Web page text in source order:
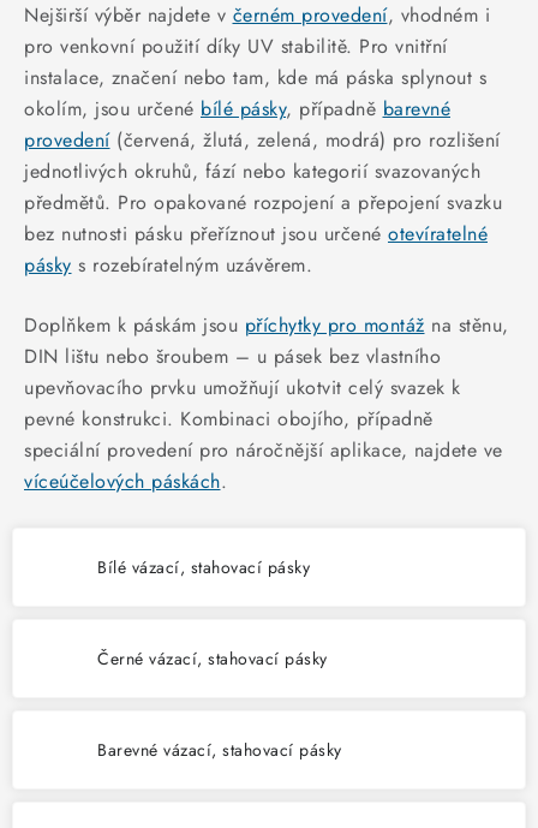
ŽÁROVKY
VENTILÁTORY
FOTOVOLTAIKA
OHŘÍVAČE VODY
SVÍTIDLA domovní
LED osvětlení
SVÍTIDLA interiérová
VÝPRODEJ
Nejširší výběr najdete v černém provedení, vhodném i
pro venkovní použití díky UV stabilitě. Pro vnitřní
instalace, značení nebo tam, kde má páska splynout s
okolím, jsou určené bílé pásky, případně barevné
provedení(červená, žlutá, zelená, modrá) pro rozlišení
jednotlivých okruhů, fází nebo kategorií svazovaných
předmětů. Pro opakované rozpojení a přepojení svazku
bez nutnosti pásku přeříznout jsou určené otevíratelné
pásky s rozebíratelným uzávěrem.
Doplňkem k páskám jsou příchytky pro montáž na stěnu,
DIN lištu nebo šroubem – u pásek bez vlastního
upevňovacího prvku umožňují ukotvit celý svazek k
pevné konstrukci. Kombinaci obojího, případně
speciální provedení pro náročnější aplikace, najdete ve
víceúčelových páskách.
Bílé vázací, stahovací pásky
Černé vázací, stahovací pásky
Barevné vázací, stahovací pásky